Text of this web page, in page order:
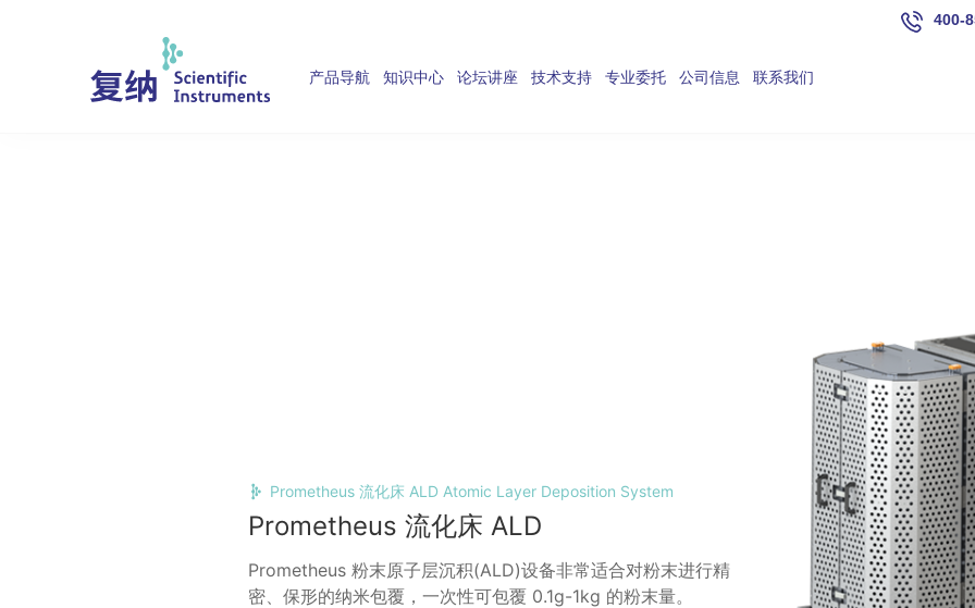
400-
产品导航 知识中心 论坛讲座 技术支持 专业委托 公司信息 联系我们
Prometheus 流化床 ALD Atomic Layer Deposition System
Prometheus 流化床 ALD
Prometheus 粉末原子层沉积(ALD)设备非常适合对粉末进行精
密、保形的纳米包覆，一次性可包覆 0.1g-1kg 的粉末量。